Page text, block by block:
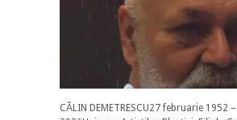
CĂLIN DEMETRESCU27 februarie 1952